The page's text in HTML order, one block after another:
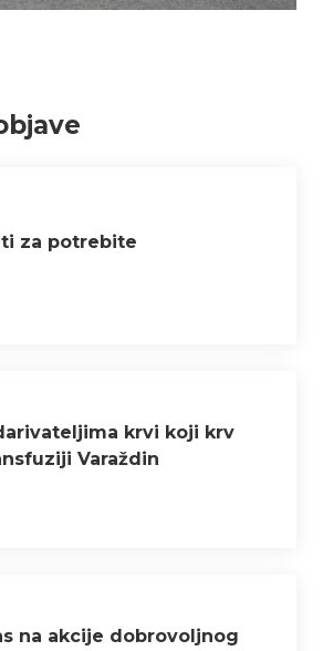
za potrebite
krvi koji krv
Varaždin
na akcije dobrovoljnog